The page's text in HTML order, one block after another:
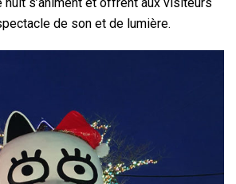
s’animent et offrent aux visiteurs
de son et de lumière.